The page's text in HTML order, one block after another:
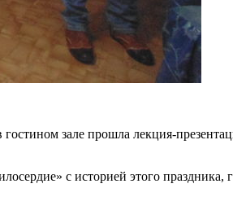
зале прошла лекция-
с историей этого